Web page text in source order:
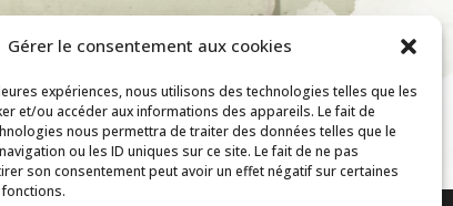
Gérer le consentement aux cookies
expériences, nous utilisons des technologies telles que les
et/ou accéder aux informations des appareils. Le fait de
nous permettra de traiter des données telles que le
ou les ID uniques sur ce site. Le fait de ne pas
son consentement peut avoir un effet négatif sur certaines